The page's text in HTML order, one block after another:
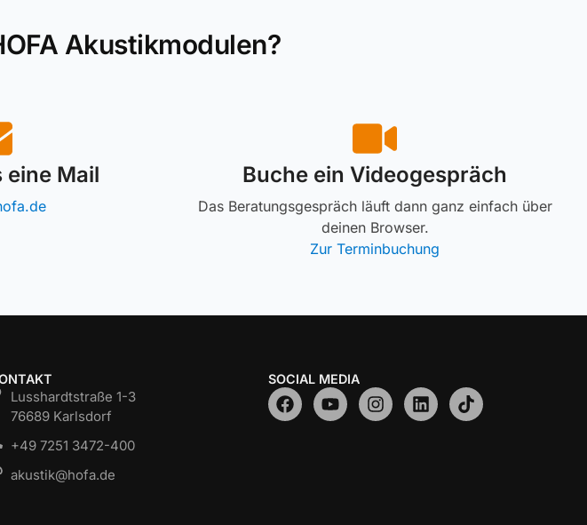
Akustikmodulen?
eine Mail Buche ein Videogespräch
Das Beratungsgespräch läuft dann ganz einfach über
deinen Browser.
Zur Terminbuchung
Lusshardtstraße 1-3
76689 Karlsdorf
+49 7251 3472-400
akustik@hofa.de
SOCIAL MEDIA